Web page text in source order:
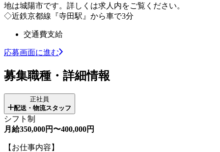
地は城陽市です。詳しくは求人内をご覧ください。
◇近鉄京都線『寺田駅』から車で3分
交通費支給
応募画面に進む
募集職種・詳細情報
正社員
配送・物流スタッフ
シフト制
月給350,000円〜400,000円
【お仕事内容】